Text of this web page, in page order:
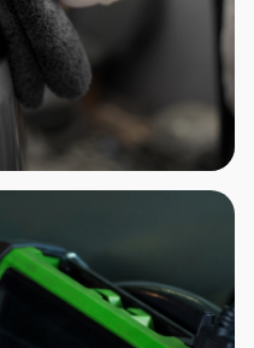
химчистка
кузова,
и полировка
прогрессивных
воск,
о внешнем